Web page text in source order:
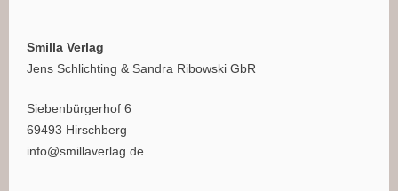
Smilla Verlag
Jens Schlichting & Sandra Ribowski GbR
Siebenbürgerhof 6
69493 Hirschberg
info@smillaverlag.de